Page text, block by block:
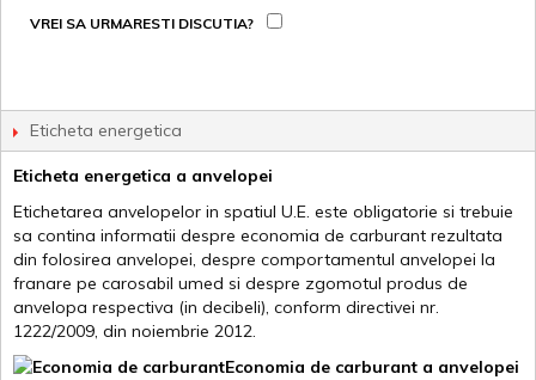
VREI SA URMARESTI DISCUTIA?
Eticheta energetica
Eticheta energetica a anvelopei
Etichetarea anvelopelor in spatiul U.E. este obligatorie si trebuie
sa contina informatii despre economia de carburant rezultata
din folosirea anvelopei, despre comportamentul anvelopei la
franare pe carosabil umed si despre zgomotul produs de
anvelopa respectiva (in decibeli), conform directivei nr.
1222/2009, din noiembrie 2012.
Economia de carburant a anvelopei